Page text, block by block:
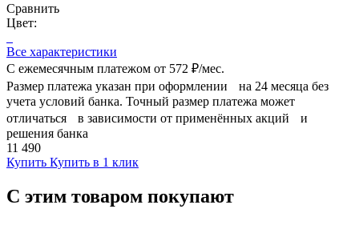
Сравнить
Цвет:
Все характеристики
С ежемесячным платежом от 572 ₽/мес.
Размер платежа указан при оформлении на 24 месяца без
учета условий банка. Точный размер платежа может
отличаться в зависимости от применённых акций и
решения банка
11 490
Купить Купить в 1 клик
С этим товаром покупают